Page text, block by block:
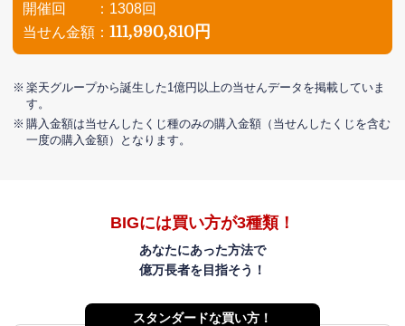
開催回 ：1308回
当せん金額： 111,990,810円
楽天グループから誕生した1億円以上の当せんデータを掲載していま
す。
購入金額は当せんしたくじ種のみの購入金額（当せんしたくじを含む
一度の購入金額）となります。
BIGには買い方が3種類！
あなたにあった方法で
億万長者を目指そう！
スタンダードな買い方！